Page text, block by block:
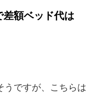
額ベッド代は
うですが、こちらは